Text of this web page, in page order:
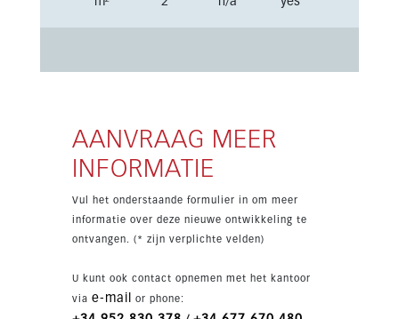
ontspannen modern wonen. Bewoners genieten
parking en het voordeel van een exclusieve
ontwikkeling met goed verhuurpotentieel.
AANVRAAG MEER
INFORMATIE
Vul het onderstaande formulier in om meer
informatie over deze nieuwe ontwikkeling te
ontvangen. (* zijn verplichte velden)
U kunt ook contact opnemen met het kantoor
via e-mail or phone: